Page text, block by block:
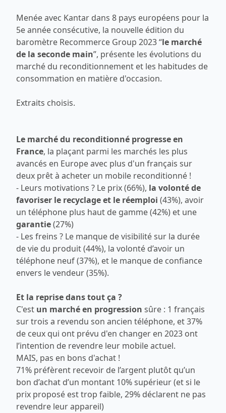
Menée avec Kantar dans 8 pays européens pour la
5e année consécutive, la nouvelle édition du
baromètre Recommerce Group 2023 “le marché
de la seconde main”, présente les évolutions du
marché du reconditionnement et les habitudes de
consommation en matière d'occasion.
Extraits choisis.
Le marché du reconditionné progresse en
France, la plaçant parmi les marchés les plus
avancés en Europe avec plus d'un français sur
deux prêt à acheter un mobile reconditionné !
- Leurs motivations ? Le prix (66%), la volonté de
favoriser le recyclage et le réemploi (43%), avoir
un téléphone plus haut de gamme (42%) et une
garantie(27%)
- Les freins ? Le manque de visibilité sur la durée
de vie du produit (44%), la volonté d’avoir un
téléphone neuf (37%), et le manque de confiance
envers le vendeur (35%).
Et la reprise dans tout ça ?
C'est un marché en progression sûre : 1 français
sur trois a revendu son ancien téléphone, et 37%
de ceux qui ont prévu d'en changer en 2023 ont
l’intention de revendre leur mobile actuel.
MAIS, pas en bons d'achat !
71% préfèrent recevoir de l’argent plutôt qu’un
bon d’achat d’un montant 10% supérieur (et si le
prix proposé est trop faible, 29% déclarent ne pas
revendre leur appareil)